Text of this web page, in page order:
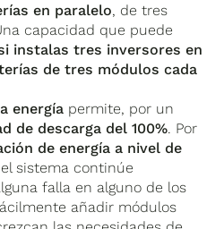
en paralelo, de tres
capacidad que puede
instalas tres inversores en
de tres módulos cada
energía permite, por un
de descarga del 100%. Por
de energía a nivel de
sistema continúe
falla en alguno de los
añadir módulos